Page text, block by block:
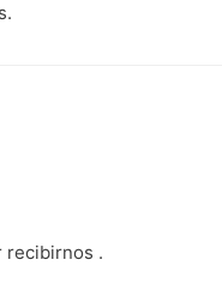
recibirnos .